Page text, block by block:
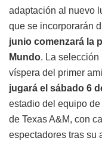
adaptación al nuevo
que se incorporarán
junio comenzará la
Mundo. La
víspera del primer
jugará el sábado 6
estadio del equipo
de Texas A&M, con
espectadores tras su